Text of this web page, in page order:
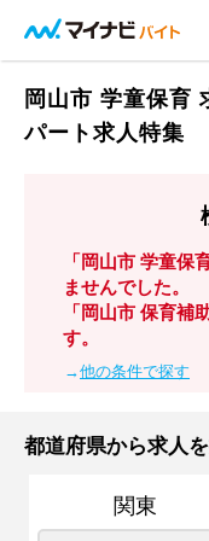
岡山市 学童保育
パート求人特集
「岡山市 学童保
ませんでした。
「岡山市 保育補
す。
→他の条件で探す
都道府県から求人
関東